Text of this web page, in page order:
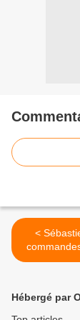
< Sébastien Folin aux
consacrée
Hébergé par